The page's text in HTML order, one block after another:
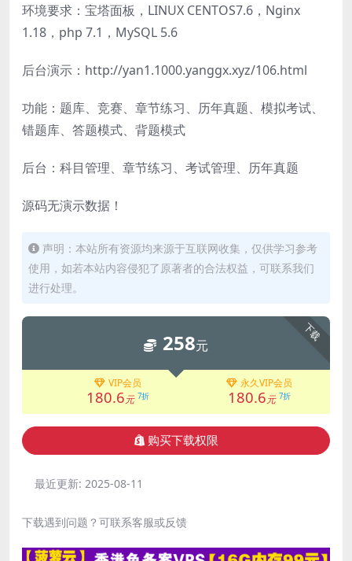
环境要求：宝塔面板，LINUX CENTOS7.6，Nginx
1.18，php 7.1，MySQL 5.6
后台演示：http://yan1.1000.yanggx.xyz/106.html
功能：题库、竞赛、章节练习、历年真题、模拟考试、
错题库、答题模式、背题模式
后台：科目管理、章节练习、考试管理、历年真题
源码无演示数据！
声明：本站所有资源均来源于互联网收集，仅供学习参考
使用，如若本站内容侵犯了原著者的合法权益，可联系我们
进行处理。
下载
258元
VIP会员
180.6元 7折
永久VIP会员
180.6元 7折
购买下载权限
最近更新: 2025-08-11
下载遇到问题？可联系客服或反馈